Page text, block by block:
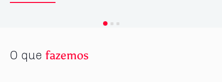
O que fazemos